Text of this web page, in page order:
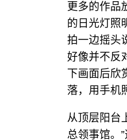
更多的作品
的日光灯照
拍一边摇头
好像并不反
下画面后
落，用手机
从顶层阳台
总领事馆。